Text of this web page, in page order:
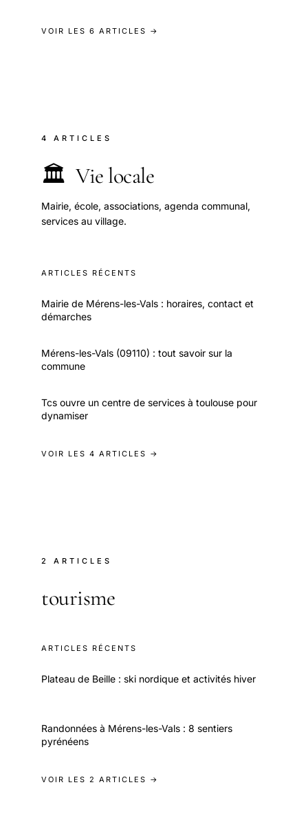
VOIR LES 6 ARTICLES →
4 ARTICLES
🏛️ Vie locale
Mairie, école, associations, agenda communal,
services au village.
ARTICLES RÉCENTS
Mairie de Mérens-les-Vals : horaires, contact et
démarches
Mérens-les-Vals (09110) : tout savoir sur la
commune
Tcs ouvre un centre de services à toulouse pour
dynamiser
VOIR LES 4 ARTICLES →
2 ARTICLES
tourisme
ARTICLES RÉCENTS
Plateau de Beille : ski nordique et activités hiver
Randonnées à Mérens-les-Vals : 8 sentiers
pyrénéens
VOIR LES 2 ARTICLES →